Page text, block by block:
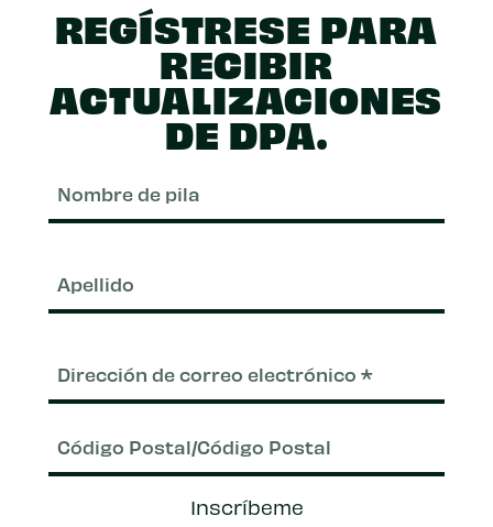
REGÍSTRESE PARA
RECIBIR
ACTUALIZACIONES
DE DPA.
electrónico(Requerido)
Postal/CódigoInscríbeme